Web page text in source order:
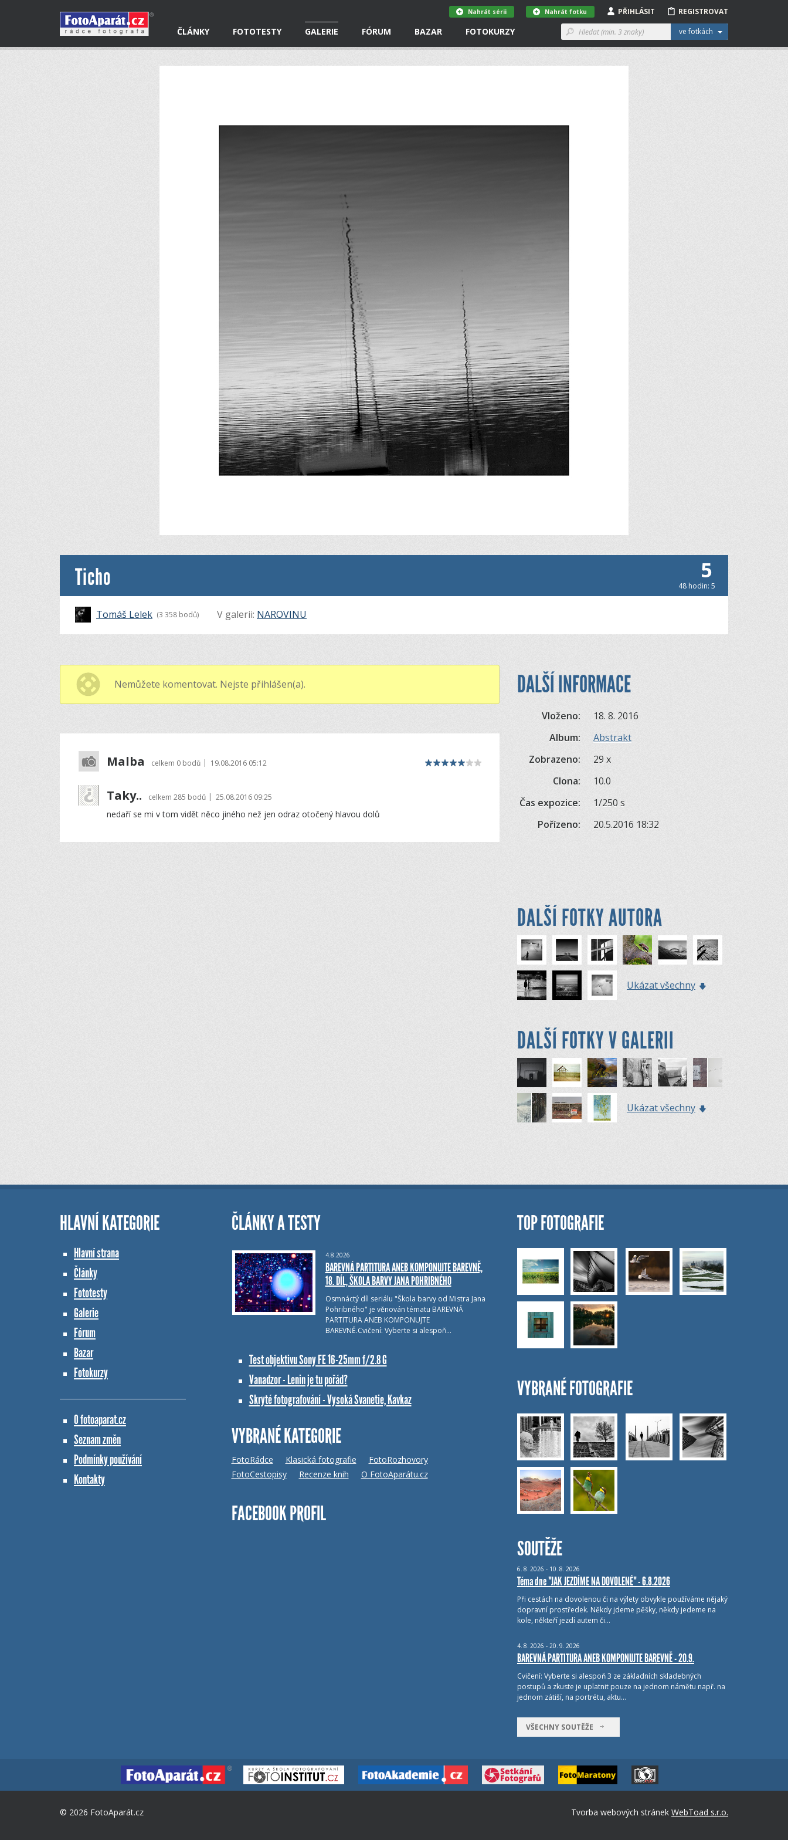
ČLÁNKY FOTOTESTY GALERIE FÓRUM BAZAR FOTOKURZY ve fotkách
REGISTROVAT
PŘIHLÁSIT
Nahrát fotku
Nahrát sérii
Ticho 5
48 hodin: 5
Tomáš Lelek (3 358 bodů) V galerii: NAROVINU
Nemůžete komentovat. Nejste přihlášen(a).
Malba celkem 0 bodů | 19.08.2016 05:12
Taky.. celkem 285 bodů | 25.08.2016 09:25
nedaří se mi v tom vidět něco jiného než jen odraz otočený hlavou dolů
DALŠÍ INFORMACE
Vloženo:
18. 8. 2016
Album:
Abstrakt
Zobrazeno:
29 x
Clona:
10.0
Čas expozice:
1/250 s
Pořízeno:
20.5.2016 18:32
DALŠÍ FOTKY AUTORA
Ukázat všechny
DALŠÍ FOTKY V GALERII
Ukázat všechny
HLAVNÍ KATEGORIE
Hlavní strana
Články
Fototesty
Galerie
Fórum
Bazar
Fotokurzy
O fotoaparat.cz
Seznam změn
Podmínky používání
Kontakty
ČLÁNKY A TESTY
4.8.2026
BAREVNÁ PARTITURA ANEB KOMPONUJTE BAREVNĚ,
18. DÍL, ŠKOLA BARVY JANA POHRIBNÉHO
Osmnáctý díl seriálu "Škola barvy od Mistra Jana
Pohribného" je věnován tématu BAREVNÁ
PARTITURA ANEB KOMPONUJTE
BAREVNĚ.Cvičení: Vyberte si alespoň…
Test objektivu Sony FE 16-25mm f/2.8 G
Vanadzor - Lenin je tu pořád?
Skryté fotografování - Vysoká Svanetie, Kavkaz
VYBRANÉ KATEGORIE
FotoRádce Klasická fotografie
FotoRozhovory
FotoCestopisy
Recenze knih O FotoAparátu.cz
FACEBOOK PROFIL
TOP FOTOGRAFIE
VYBRANÉ FOTOGRAFIE
SOUTĚŽE
6. 8. 2026 - 10. 8. 2026
Téma dne "JAK JEZDÍME NA DOVOLENÉ" - 6.8.2026
Při cestách na dovolenou či na výlety obvykle používáme nějaký
dopravní prostředek. Někdy jdeme pěšky, někdy jedeme na
kole, někteří jezdí autem či…
4. 8. 2026 - 20. 9. 2026
BAREVNÁ PARTITURA ANEB KOMPONUJTE BAREVNĚ - 20.9.
Cvičení: Vyberte si alespoň 3 ze základních skladebných
postupů a zkuste je uplatnit pouze na jednom námětu např. na
jednom zátiší, na portrétu, aktu…
VŠECHNY SOUTĚŽE
© 2026 FotoAparát.cz Tvorba webových stránek WebToad s.r.o.